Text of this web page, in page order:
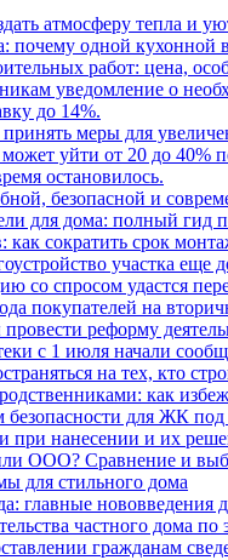
атмосферу тепла и
почему одной кухонной
работ: цена,
уведомление о
до 14%.
меры для
уйти от 20 до 40%
остановилось.
безопасной и
для дома: полный гид
сократить срок
участка еще
со спросом удастся
покупателей на
реформу
с 1 июля начали
на тех, кто
как
безопасности для ЖК
при нанесении и их
ООО? Сравнение и
для стильного дома
главные нововведения
частного дома по
гражданам